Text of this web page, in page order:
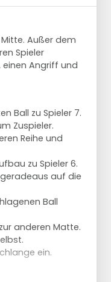
Außer dem
Spieler
einen Angriff und
Ball zu Spieler 7.
Zuspieler.
Reihe und
zu Spieler 6.
auf die
Ball
anderen Matte.
ein.